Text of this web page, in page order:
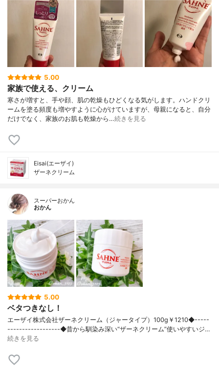
5.00
家族で使える、クリーム
寒さが増すと、手や顔、肌の乾燥もひどくなる気がします。ハンドクリ
ームを塗る頻度も増やすように心がけていますが、母親になると、自分
だけでなく、家族のお肌も乾燥から…続きを見る
Eisai(エーザイ)
ザーネクリーム
スーパーおかん
おかん
5.00
ベタつきなし！
エーザイ株式会社ザーネクリーム（ジャータイプ）100g￥1210◆-----
------------------◆昔から馴染み深い“ザーネクリーム”使いやすいジ…
続きを見る